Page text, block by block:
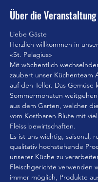
Über die Veranstaltung
Liebe Gäste
Herzlich willkommen in
«St. Pelagius»
Mit wöchentlich
zaubert unser Küchenteam
auf den Teller. Das Gemüse
Sommermonaten
aus dem Garten, welcher
vom Kostbaren Blute mit
Fleiss bewirtschaften.
Es ist uns wichtig, saisonal,
qualitativ hochstehende
unserer Küche zu
Fleischgerichte verwenden
immer möglich, Produkte